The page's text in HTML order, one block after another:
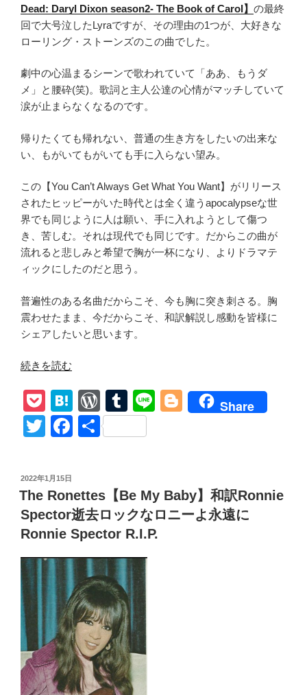
え
た
愛 ”
Dead: Daryl Dixon season2- The Book of Carol】 の最終
回で大号泣したLyraですが、その理由の1つが、大好きな
ローリング・ストーンズのこの曲でした。
劇中の心温まるシーンで歌われていて「ああ、もうダ
メ」と腰砕(笑)。歌詞と主人公達の心情がマッチしていて
涙が止まらなくなるのです。
帰りたくても帰れない、普通の生き方をしたいの出来な
い、もがいてもがいても手に入らない望み。
この【You Can’t Always Get What You Want】がリリース
されたヒッピーがいた時代とは全く違うapocalypseな世
界でも同じように人は願い、手に入れようとして傷つ
き、苦しむ。それは現代でも同じです。だからこの曲が
流れると悲しみと希望で胸が一杯になり、よりドラマテ
ィックにしたのだと思う。
普遍性のある名曲だからこそ、今も胸に突き刺さる。胸
震わせたまま、今だからこそ、和訳解説し感動を皆様に
シェアしたいと思います。
“和
【The
Rolling
Stones/You
Get
What
You
Want】
し
い
解
説
と
意
味
『無
続きを読む
P
o
ck
H
at
e
a
W
or
d
e
ss
T
u
m
r
Li
Bl
er
Share
T
tt
er
F
e
b
o
o
k
共
投
稿
日:
2022年1月15日
The Ronettes【Be My Baby】和訳Ronnie
Spector逝去ロックなロニーよ永遠に
Ronnie Spector R.I.P.